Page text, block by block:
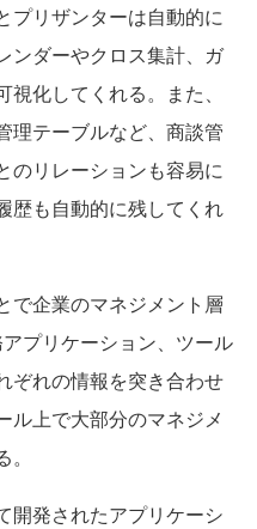
プリザンターは自動的に
ンダーやクロス集計、ガ
化してくれる。また、
理テーブルなど、商談管
のリレーションも容易に
歴も自動的に残してくれ
で企業のマネジメント層
プリケーション、ツール
ぞれの情報を突き合わせ
ル上で大部分のマネジメ
開発されたアプリケーシ